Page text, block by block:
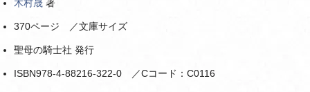
木村晟 著
370ページ ／文庫サイズ
聖母の騎士社 発行
ISBN978-4-88216-322-0 ／Cコード：C0116